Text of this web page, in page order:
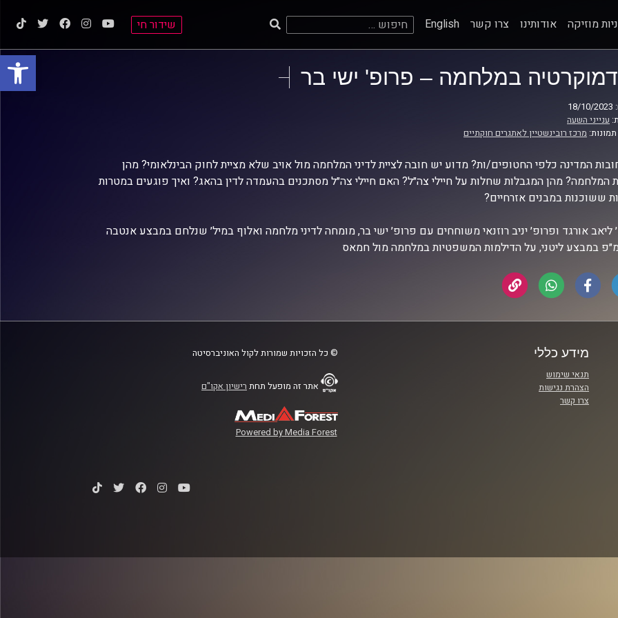
פתח
מוזיקה אודותינו צרו קשר English חיפוש: שידור חי
דמוקרטיה במלחמה – פרופ' ישי בר
ענייני השעה
מרכז רובינשטיין לאתגרים חוקתיים
המדינה כלפי החטופים/ות? מדוע יש חובה לציית לדיני המלחמה מול אויב שלא מציית לחוק הבינלאומי? מהן
המלחמה? מהן המגבלות שחלות על חיילי צה״ל? האם חיילי צה״ל מסתכנים בהעמדה לדין בהאג? ואיך פוגעים במטרות
ששוכנות במבנים אזרחיים?
ליאב אורגד ופרופ׳ יניב רוזנאי משוחחים עם פרופ׳ ישי בר, מומחה לדיני מלחמה ואלוף במיל׳ שנלחם במבצע אנטבה
מ״פ במבצע ליטני, על הדילמות המשפטיות במלחמה מול חמאס
מידע כללי
תנאי שימוש
הצהרת נגישות
צרו קשר
© כל הזכויות שמורות לקול האוניברסיטה
אתר זה מופעל תחת רישיון אקו"ם
Powered by Media Forest